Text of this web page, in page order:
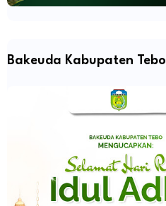
Bakeuda Kabupaten Tebo